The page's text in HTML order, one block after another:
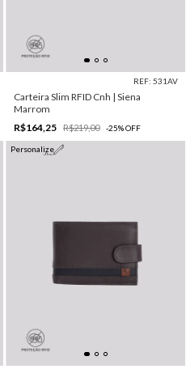
REF: 531AV
Carteira Slim RFID Cnh | Siena
Marrom
R$164,25
R$219,00 -25%OFF
Personalize